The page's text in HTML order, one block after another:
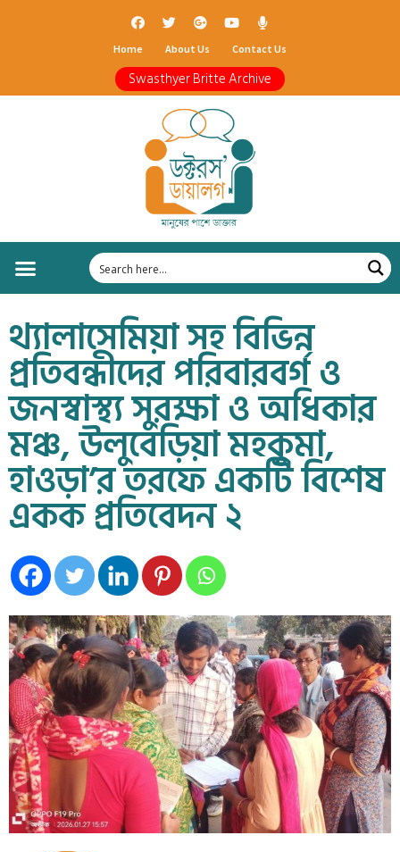
Home About Us Contact Us
Swasthyer Britte Archive
থ্যালাসেমিয়া সহ বিভিন্ন
প্রতিবন্ধীদের পরিবারবর্গ ও
জনস্বাস্থ্য সুরক্ষা ও অধিকার
মঞ্চ, উলুবেড়িয়া মহকুমা,
হাওড়া’র তরফে একটি বিশেষ
একক প্রতিবেদন ২